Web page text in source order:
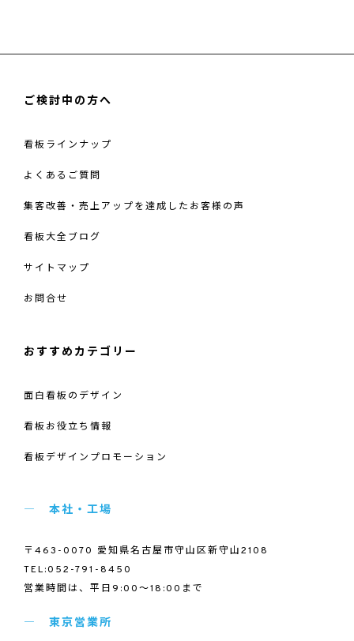
株
会
様
ご検討中の方へ
看板ラインナップ
よくあるご質問
集客改善・売上アップを達成したお客様の声
看板大全ブログ
サイトマップ
お問合せ
おすすめカテゴリー
面白看板のデザイン
看板お役立ち情報
看板デザインプロモーション
本社・工場
〒463-0070 愛知県名古屋市守山区新守山2108
TEL:052-791-8450
営業時間は、平日9:00～18:00まで
東京営業所